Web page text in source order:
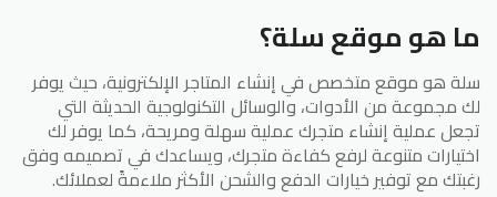
ما هو موقع سلة؟
سلة هو موقع متخصص في إنشاء المتاجر الإلكترونية، حيث يوفر
لك مجموعة من الأدوات، والوسائل التكنولوجية الحديثة التي
تجعل عملية إنشاء متجرك عملية سهلة ومريحة، كما يوفر لك
اختيارات متنوعة لرفع كفاءة متجرك، ويساعدك في تصميمه وفق
رغبتك مع توفير خيارات الدفع والشحن الأكثر ملاءمةً لعملائك.